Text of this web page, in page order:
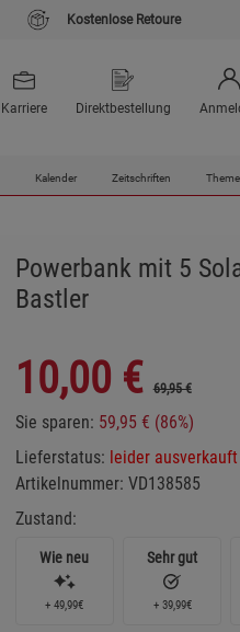
Kostenlose Retoure
Karriere Direktbestellung
Kalender Zeitschriften
Powerbank mit 5
Bastler
10,00 € 69,95 €
Sie sparen: 59,95 € (86%)
Lieferstatus: leider ausverkauft
Artikelnummer: VD138585
Zustand:
Wie neu
+ 49,99€
Sehr gut
+ 39,99€